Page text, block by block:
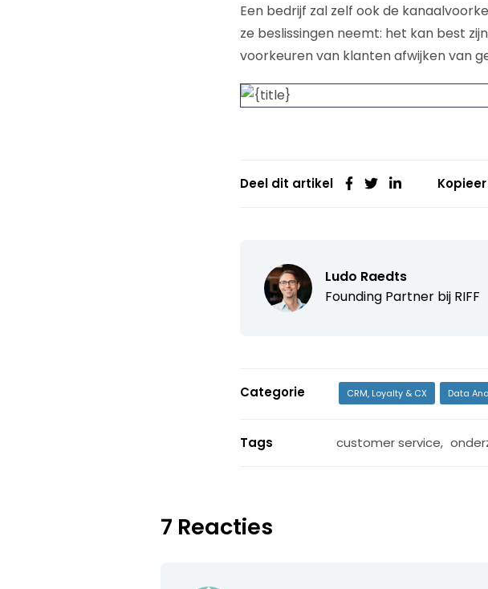
Een bedrijf zal zelf ook de
ze beslissingen neemt: het kan best
voorkeuren van klanten afwijken van
Deel dit artikel
Ludo Raedts
Founding Partner bij RIFF
Categorie CRM, Loyalty & CX Data
Tags customer service,
7 Reacties